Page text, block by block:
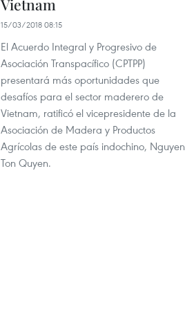
Vietnam
15/03/2018 08:15
El Acuerdo Integral y Progresivo de
Asociación Transpacífico (CPTPP)
presentará más oportunidades que
desafíos para el sector maderero de
Vietnam, ratificó el vicepresidente de la
Asociación de Madera y Productos
Agrícolas de este país indochino, Nguyen
Ton Quyen.